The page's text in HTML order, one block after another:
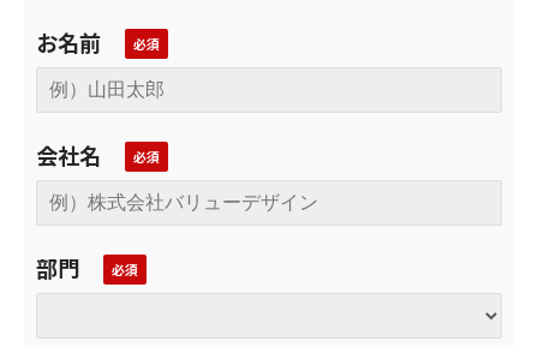
お名前
会社名
部門